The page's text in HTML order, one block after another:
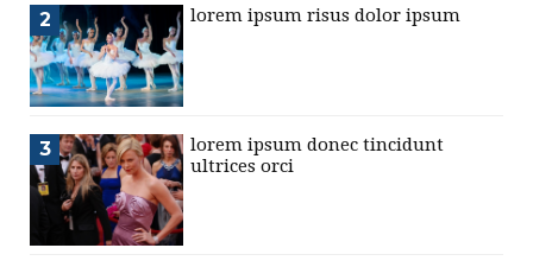
2 lorem ipsum risus dolor ipsum
3
lorem ipsum donec tincidunt
ultrices orci